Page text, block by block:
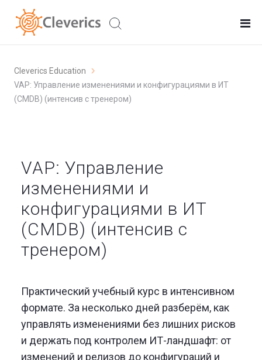
Cleverics Education
VAP: Управление изменениями и конфигурациями в ИТ
(CMDB) (интенсив с тренером)
VAP: Управление
изменениями и
конфигурациями в ИТ
(CMDB) (интенсив с
тренером)
Практический учебный курс в интенсивном
формате. За несколько дней разберём, как
управлять изменениями без лишних рисков
и держать под контролем ИТ-ландшафт: от
изменений и релизов до конфигураций и